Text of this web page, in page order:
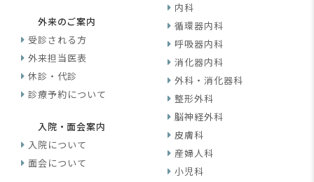
外来のご案内
受診される方
外来担当医表
休診・代診
診療予約について
入院・面会案内
入院について
面会について
内科
循環器内科
呼吸器内科
消化器内科
外科・消化器科
整形外科
脳神経外科
皮膚科
産婦人科
小児科